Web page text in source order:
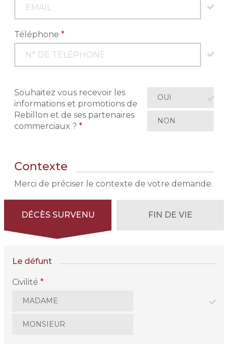
Téléphone*
Souhaitez vous recevoir les
informations et promotions de
Rebillon et de ses partenaires
commerciaux ?*
OUI
NON
Contexte
Merci de préciser le contexte de votre demande.
DÉCÈS SURVENU FIN DE VIE
Le défunt
Civilité*
MADAME
MONSIEUR